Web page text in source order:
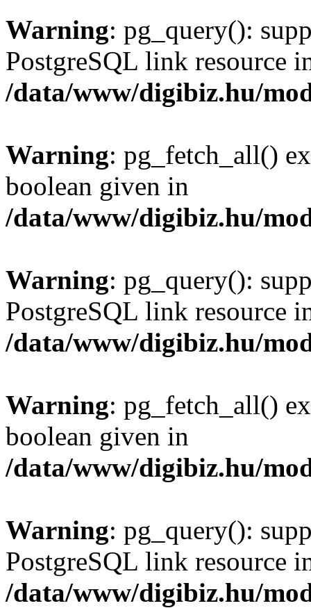
Warning: pg_query():
PostgreSQL link resource
/data/www/digibiz.hu/
Warning: pg_fetch_all()
boolean given in
/data/www/digibiz.hu/
Warning: pg_query():
PostgreSQL link resource
/data/www/digibiz.hu/
Warning: pg_fetch_all()
boolean given in
/data/www/digibiz.hu/
Warning: pg_query():
PostgreSQL link resource
/data/www/digibiz.hu/